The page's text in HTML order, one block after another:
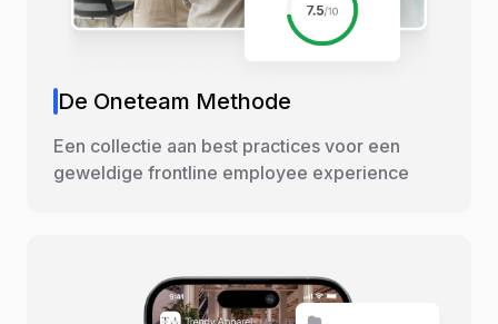
De Oneteam Methode
Een collectie aan best practices voor een
geweldige frontline employee experience